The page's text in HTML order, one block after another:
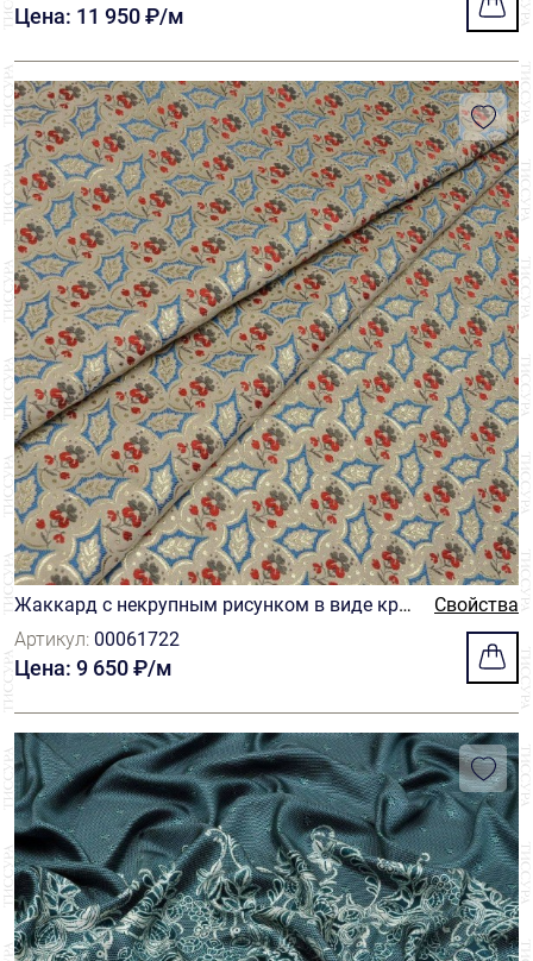
Цена: 11 950 ₽/м
Жаккард с некрупным рисунком в виде кра
сных цветов
Свойства
Артикул: 00061722
Цена: 9 650 ₽/м